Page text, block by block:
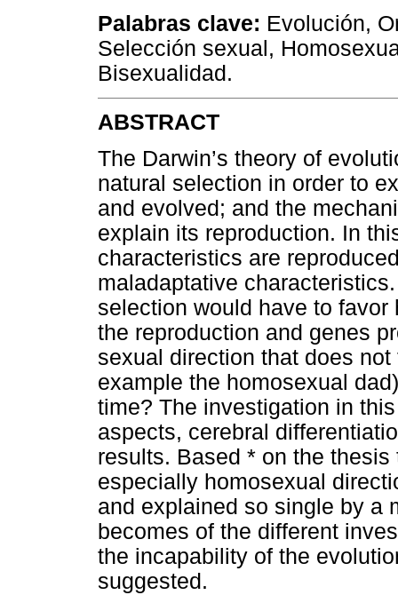
Palabras clave: Evolución,
Selección sexual,
Bisexualidad.
ABSTRACT
The Darwin’s theory of
natural selection in order to
and evolved; and the
explain its reproduction. In
characteristics are
maladaptative
selection would have to
the reproduction and genes
sexual direction that does
example the homosexual
time? The investigation in
aspects, cerebral
results. Based * on the
especially homosexual
and explained so single by a
becomes of the different
the incapability of the
suggested.